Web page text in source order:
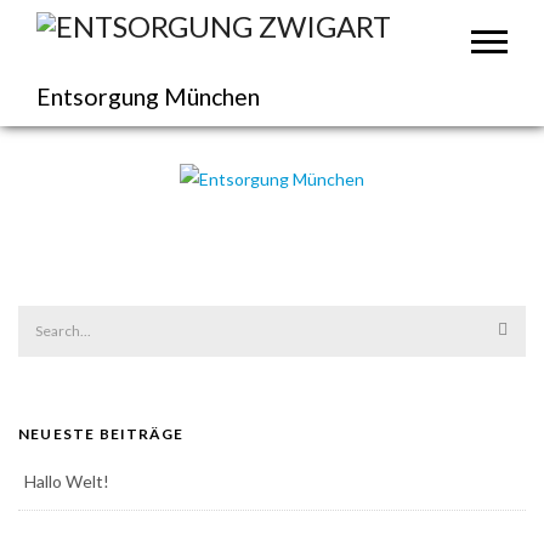
Entsorgung München
NEUESTE BEITRÄGE
Hallo Welt!